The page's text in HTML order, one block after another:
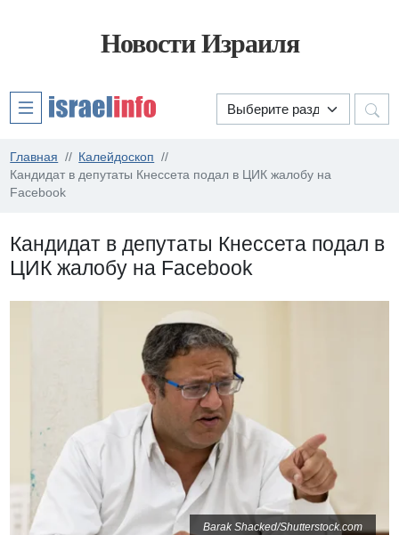
Новости Израиля
Главная
Калейдоскоп
Кандидат в депутаты Кнессета подал в ЦИК жалобу на
Facebook
Кандидат в депутаты Кнессета подал в
ЦИК жалобу на Facebook
Barak Shacked/Shutterstock.com